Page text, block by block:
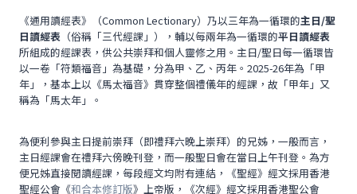
《通用讀經表》（Common Lectionary）乃以三年為一循環的主日/聖
日讀經表 （俗稱「三代經課」），輔以每兩年為一循環的平日讀經表
所組成的經課表，供公共崇拜和個人靈修之用。主日/聖日每一循環皆
以一卷「符類福音」為基礎，分為甲、乙、丙年。2025-26年為「甲
年」，基本上以《馬太福音》貫穿整個禮儀年的經課，故「甲年」又
稱為「馬太年」。
為便利參與主日提前崇拜（即禮拜六晚上崇拜）的兄姊，一般而言，
主日經課會在禮拜六傍晚刊登，而一般聖日會在當日上午刊登。為方
便兄姊直接閱讀經課，每段經文均附有連結，《聖經》經文採用香港
聖經公會《和合本修訂版》上帝版，《次經》經文採用香港聖公會